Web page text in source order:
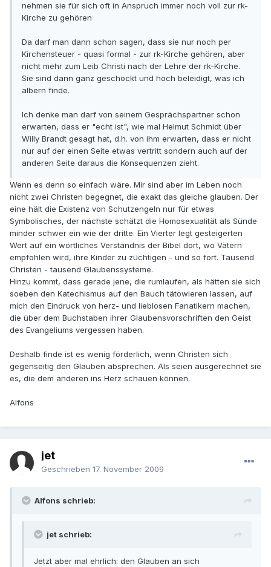
nehmen sie für sich oft in Anspruch immer noch voll zur rk-
Kirche zu gehören
Da darf man dann schon sagen, dass sie nur noch per
Kirchensteuer - quasi formal - zur rk-Kirche gehören, aber
nicht mehr zum Leib Christi nach der Lehre der rk-Kirche.
Sie sind dann ganz geschockt und hoch beleidigt, was ich
albern finde.
Ich denke man darf von seinem Gesprächspartner schon
erwarten, dass er "echt ist", wie mal Helmut Schmidt über
Willy Brandt gesagt hat, d.h. von ihm erwarten, dass er nicht
nur auf der einen Seite etwas vertritt sondern auch auf der
anderen Seite daraus die Konsequenzen zieht.
Wenn es denn so einfach wäre. Mir sind aber im Leben noch
nicht zwei Christen begegnet, die exakt das gleiche glauben. Der
eine hält die Existenz von Schutzengeln nur für etwas
Symbolisches, der nächste schätzt die Homosexualität als Sünde
minder schwer ein wie der dritte. Ein Vierter legt gesteigerten
Wert auf ein wörtliches Verständnis der Bibel dort, wo Vätern
empfohlen wird, ihre Kinder zu züchtigen - und so fort. Tausend
Christen - tausend Glaubenssysteme.
Hinzu kommt, dass gerade jene, die rumlaufen, als hätten sie sich
soeben den Katechismus auf den Bauch tätowieren lassen, auf
mich den Eindruck von herz- und lieblosen Fanatikern machen,
die über dem Buchstaben ihrer Glaubensvorschriften den Geist
des Evangeliums vergessen haben.
Deshalb finde ist es wenig förderlich, wenn Christen sich
gegenseitig den Glauben absprechen. Als seien ausgerechnet sie
es, die dem anderen ins Herz schauen können.
Alfons
jet
Geschrieben 17. November 2009
Alfons schrieb:
jet schrieb:
Jetzt aber mal ehrlich: den Glauben an sich